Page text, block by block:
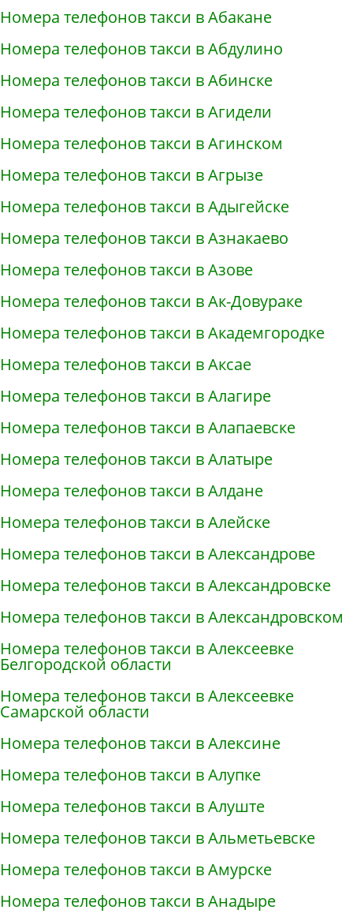
Номера телефонов такси в Абакане
Номера телефонов такси в Абдулино
Номера телефонов такси в Абинске
Номера телефонов такси в Агидели
Номера телефонов такси в Агинском
Номера телефонов такси в Агрызе
Номера телефонов такси в Адыгейске
Номера телефонов такси в Азнакаево
Номера телефонов такси в Азове
Номера телефонов такси в Ак-Довураке
Номера телефонов такси в Академгородке
Номера телефонов такси в Аксае
Номера телефонов такси в Алагире
Номера телефонов такси в Алапаевске
Номера телефонов такси в Алатыре
Номера телефонов такси в Алдане
Номера телефонов такси в Алейске
Номера телефонов такси в Александрове
Номера телефонов такси в Александровске
Номера телефонов такси в Александровском
Номера телефонов такси в Алексеевке
Белгородской области
Номера телефонов такси в Алексеевке
Самарской области
Номера телефонов такси в Алексине
Номера телефонов такси в Алупке
Номера телефонов такси в Алуште
Номера телефонов такси в Альметьевске
Номера телефонов такси в Амурске
Номера телефонов такси в Анадыре